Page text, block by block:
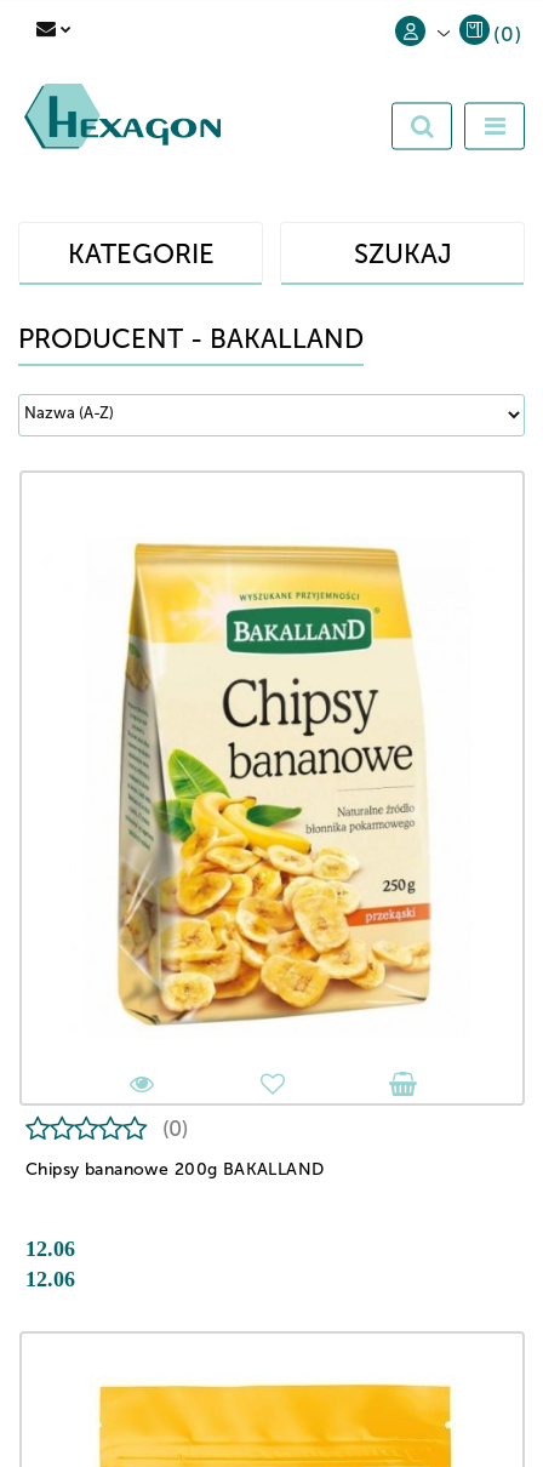
Zarejestruj się
(0)
KATEGORIE SZUKAJ
PRODUCENT - BAKALLAND
Chipsy bananowe 200g BAKALLAND
(0)
12.06
12.06